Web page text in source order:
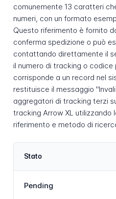
comunemente 13 caratteri
numeri, con un formato
Questo riferimento è fornito
conferma spedizione o può
contattando direttamente il
il numero di tracking o
corrisponde a un record nel
restituisce il messaggio
aggregatori di tracking terzi
tracking Arrow XL utilizzando
riferimento e metodo di
Stato
Pending